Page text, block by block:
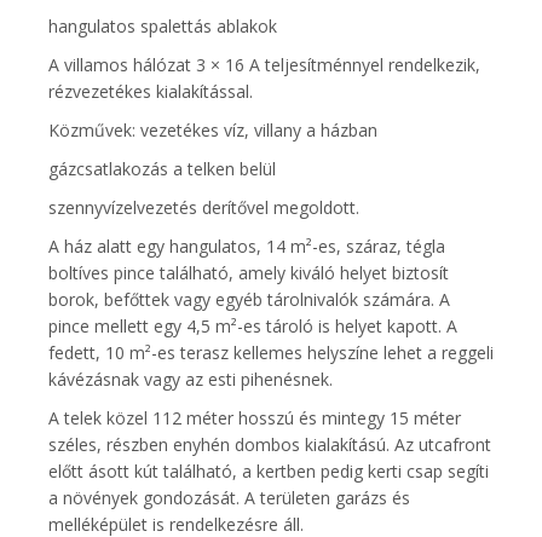
hangulatos spalettás ablakok
A villamos hálózat 3 × 16 A teljesítménnyel rendelkezik,
rézvezetékes kialakítással.
Közművek: vezetékes víz, villany a házban
gázcsatlakozás a telken belül
szennyvízelvezetés derítővel megoldott.
A ház alatt egy hangulatos, 14 m²-es, száraz, tégla
boltíves pince található, amely kiváló helyet biztosít
borok, befőttek vagy egyéb tárolnivalók számára. A
pince mellett egy 4,5 m²-es tároló is helyet kapott. A
fedett, 10 m²-es terasz kellemes helyszíne lehet a reggeli
kávézásnak vagy az esti pihenésnek.
A telek közel 112 méter hosszú és mintegy 15 méter
széles, részben enyhén dombos kialakítású. Az utcafront
előtt ásott kút található, a kertben pedig kerti csap segíti
a növények gondozását. A területen garázs és
melléképület is rendelkezésre áll.